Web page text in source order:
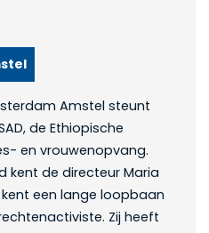
Amstel steunt
de Ethiopische
en vrouwenopvang.
kent de directeur Maria
kent een lange loopbaan
Zij heeft